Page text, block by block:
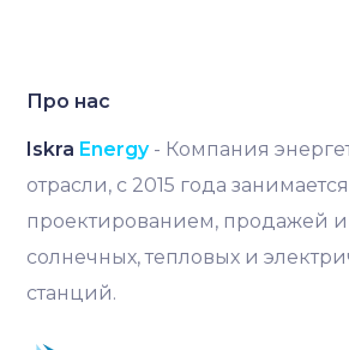
Про нас
Iskra Energy- Компания
отрасли, с 2015 года занимается
проектированием, продажей
солнечных, тепловых и
станций.